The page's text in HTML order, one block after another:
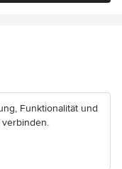
Funktionalität und